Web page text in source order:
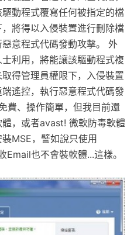
動程式覆寫任何被指定的檔
將得以入侵裝置進行刪除檔
意程式代碼發動攻擊。 外
利用，將能讓該驅動程式複
得管理員權限下，入侵裝置
遙控，執行惡意程式代碼發
費、操作簡單，但我目前還
，或者avast! 微軟防毒軟體
MSE，譬如說只使用
也不會裝軟體...這樣。